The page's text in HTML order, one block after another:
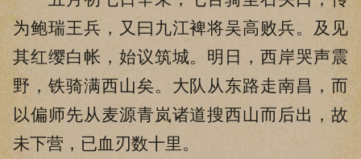
为鲍瑞王兵，又曰九江裨将吴高败兵。及见
其红缨白帐，始议筑城。明日，西岸哭声震
野，铁骑满西山矣。大队从东路走南昌，而
以偏师先从麦源青岚诸道搜西山而后出，故
未下营，已血刃数十里。